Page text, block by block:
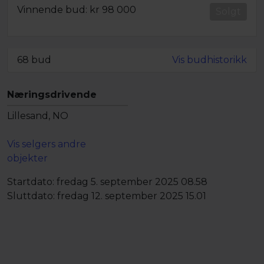
Vinnende bud: kr 98 000
68 bud Vis budhistorikk
Næringsdrivende
Lillesand, NO
Vis selgers andre
objekter
Startdato: fredag 5. september 2025 08.58
Sluttdato: fredag 12. september 2025 15.01